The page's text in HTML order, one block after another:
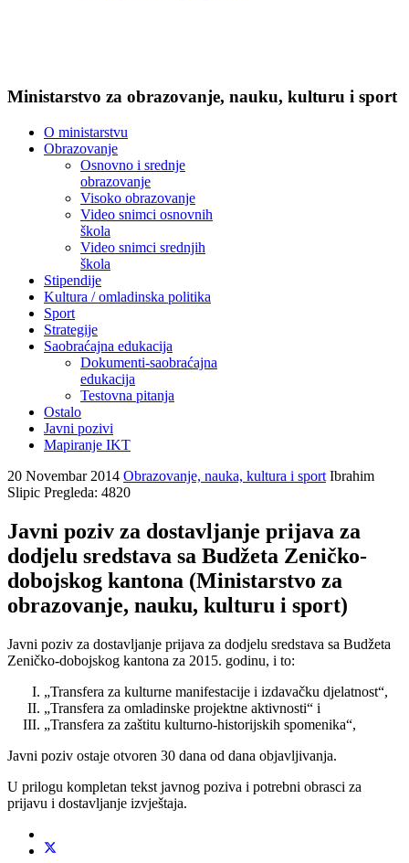
Ministarstvo za obrazovanje, nauku, kulturu i sport
O ministarstvu
Obrazovanje
Osnovno i srednje
obrazovanje
Visoko obrazovanje
Video snimci osnovnih
škola
Video snimci srednjih
škola
Stipendije
Kultura / omladinska politika
Sport
Strategije
Saobraćajna edukacija
Dokumenti-saobraćajna
edukacija
Testovna pitanja
Ostalo
Javni pozivi
Mapiranje IKT
20 Novembar 2014 Obrazovanje, nauka, kultura i sport Ibrahim
Slipic Pregleda: 4820
Javni poziv za dostavljanje prijava za
dodjelu sredstava sa Budžeta Zeničko-
dobojskog kantona (Ministarstvo za
obrazovanje, nauku, kulturu i sport)
Javni poziv za dostavljanje prijava za dodjelu sredstava sa Budžeta
Zeničko-dobojskog kantona za 2015. godinu, i to:
„Transfera za kulturne manifestacije i izdavačku djelatnost“,
„Transfera za omladinske projektne aktivnosti“ i
„Transfera za zaštitu kulturno-historijskih spomenika“,
Javni poziv ostaje otvoren 30 dana od dana objavljivanja.
U prilogu kompletan tekst javnog poziva i potrebni obrasci za
prijavu i dostavljanje izvještaja.